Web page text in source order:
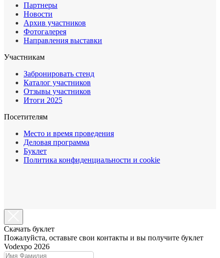
Партнеры
Новости
Архив участников
Фотогалерея
Направления выставки
Участникам
Забронировать стенд
Каталог участников
Отзывы участников
Итоги 2025
Посетителям
Место и время проведения
Деловая программа
Буклет
Политика конфиденциальности и cookie
Cкачать буклет
Пожалуйста, оставьте свои контакты и вы получите буклет
Vodexpo 2026